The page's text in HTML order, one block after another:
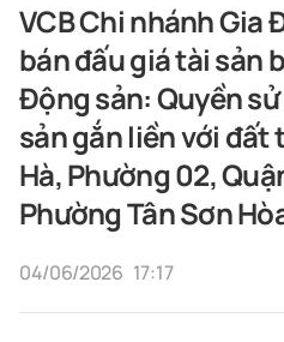
VCB Chi nhánh Gia
bán đấu giá tài sản
Động sản: Quyền
sản gắn liền với đất
Hà, Phường 02,
Phường Tân Sơn
04/06/2026 17:17